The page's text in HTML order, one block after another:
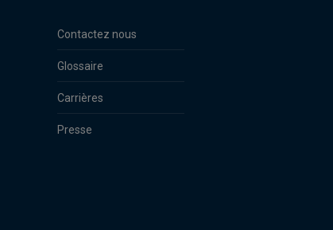
Contactez nous
Glossaire
Carrières
Presse